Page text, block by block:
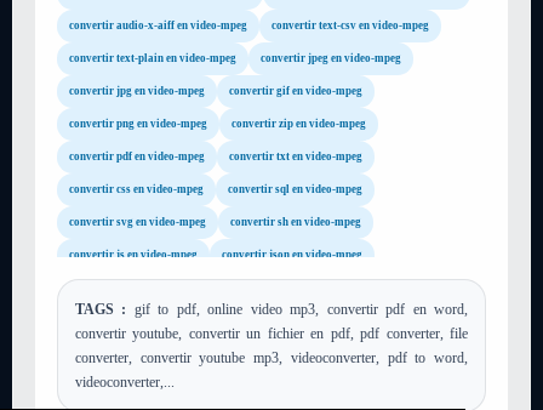
convertir audio-x-aiff en video-mpeg convertir text-csv en video-mpeg
convertir text-plain en video-mpeg convertir jpeg en video-mpeg
convertir jpg en video-mpeg convertir gif en video-mpeg
convertir png en video-mpeg convertir zip en video-mpeg
convertir pdf en video-mpeg convertir txt en video-mpeg
convertir css en video-mpeg convertir sql en video-mpeg
convertir svg en video-mpeg convertir sh en video-mpeg
convertir js en video-mpeg convertir json en video-mpeg
convertir tar en video-mpeg convertir gz en video-mpeg
convertir rar en video-mpeg convertir mp4 en video-mpeg
convertir avi en video-mpeg
TAGS : gif to pdf, online video mp3, convertir pdf en word,
convertir youtube, convertir un fichier en pdf, pdf converter, file
converter, convertir youtube mp3, videoconverter, pdf to word,
videoconverter,...